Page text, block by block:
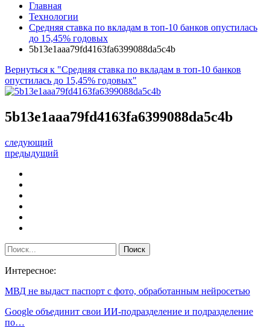
Главная
Технологии
Средняя ставка по вкладам в топ-10 банков опустилась
до 15,45% годовых
5b13e1aaa79fd4163fa6399088da5c4b
Вернуться к "Средняя ставка по вкладам в топ-10 банков
опустилась до 15,45% годовых"
5b13e1aaa79fd4163fa6399088da5c4b
следующий
предыдущий
Интересное:
МВД не выдаст паспорт с фото, обработанным нейросетью
Google объединит свои ИИ-подразделение и подразделение
по…